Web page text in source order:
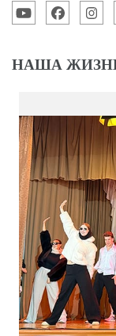
НАША